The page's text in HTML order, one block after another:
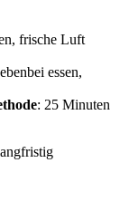
frische Luft
essen,
: 25 Minuten